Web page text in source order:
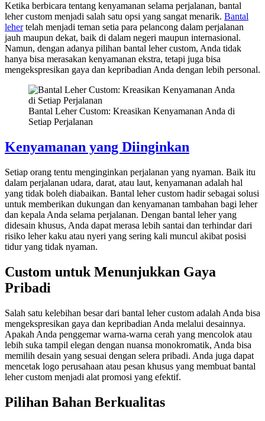
Ketika berbicara tentang kenyamanan selama perjalanan, bantal
leher custom menjadi salah satu opsi yang sangat menarik. Bantal
lehertelah menjadi teman setia para pelancong dalam perjalanan
jauh maupun dekat, baik di dalam negeri maupun internasional.
Namun, dengan adanya pilihan bantal leher custom, Anda tidak
hanya bisa merasakan kenyamanan ekstra, tetapi juga bisa
mengekspresikan gaya dan kepribadian Anda dengan lebih personal.
Bantal Leher Custom: Kreasikan Kenyamanan Anda di
Setiap Perjalanan
Kenyamanan yang Diinginkan
Setiap orang tentu menginginkan perjalanan yang nyaman. Baik itu
dalam perjalanan udara, darat, atau laut, kenyamanan adalah hal
yang tidak boleh diabaikan. Bantal leher custom hadir sebagai solusi
untuk memberikan dukungan dan kenyamanan tambahan bagi leher
dan kepala Anda selama perjalanan. Dengan bantal leher yang
didesain khusus, Anda dapat merasa lebih santai dan terhindar dari
risiko leher kaku atau nyeri yang sering kali muncul akibat posisi
tidur yang tidak nyaman.
Custom untuk Menunjukkan Gaya
Pribadi
Salah satu kelebihan besar dari bantal leher custom adalah Anda bisa
mengekspresikan gaya dan kepribadian Anda melalui desainnya.
Apakah Anda penggemar warna-warna cerah yang mencolok atau
lebih suka tampil elegan dengan nuansa monokromatik, Anda bisa
memilih desain yang sesuai dengan selera pribadi. Anda juga dapat
mencetak logo perusahaan atau pesan khusus yang membuat bantal
leher custom menjadi alat promosi yang efektif.
Pilihan Bahan Berkualitas